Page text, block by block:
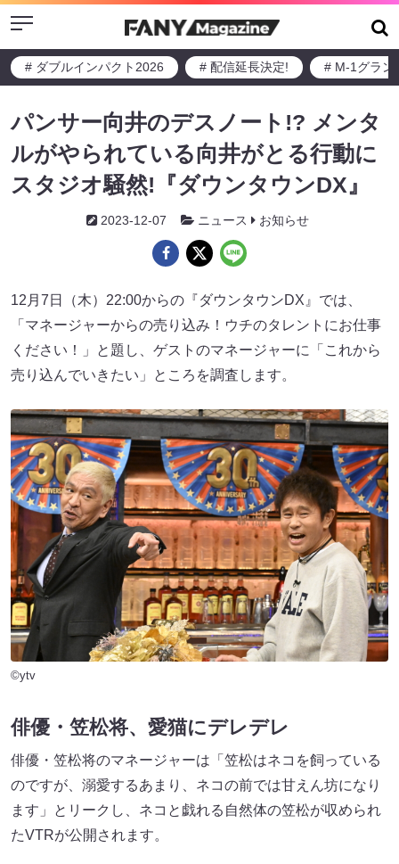
Menu
# ダブルインパクト2026 # 配信延長決定! # M-1グラン
パンサー向井のデスノート!? メンタ
ルがやられている向井がとる行動に
スタジオ騒然!『ダウンタウンDX』
2023-12-07 ニュース お知らせ
12月7日（木）22:00からの『ダウンタウンDX』では、
「マネージャーからの売り込み！ウチのタレントにお仕事
ください！」と題し、ゲストのマネージャーに「これから
売り込んでいきたい」ところを調査します。
©ytv
俳優・笠松将、愛猫にデレデレ
俳優・笠松将のマネージャーは「笠松はネコを飼っている
のですが、溺愛するあまり、ネコの前では甘えん坊になり
ます」とリークし、ネコと戯れる自然体の笠松が収められ
たVTRが公開されます。